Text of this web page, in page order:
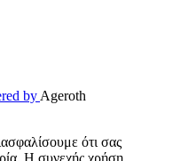
by Ageroth
ότι σας